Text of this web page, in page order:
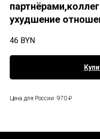
ухудшение
46 BYN
Цена для России: 970 ₽